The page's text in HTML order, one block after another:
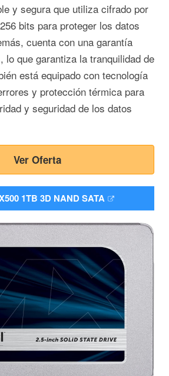
y segura que utiliza cifrado por
bits para proteger los datos
cuenta con una garantía
lo que garantiza la tranquilidad de
está equipado con tecnología
y protección térmica para
y seguridad de los datos
Ver Oferta
1TB 3D NAND SATA